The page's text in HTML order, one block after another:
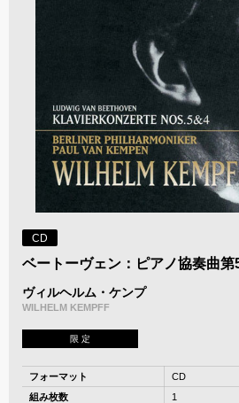
CD
ベートーヴェン：ピアノ協奏曲第
ヴィルヘルム・ケンプ
WILHELM KEMPFF
限 定
フォーマット
CD
組み枚数
1